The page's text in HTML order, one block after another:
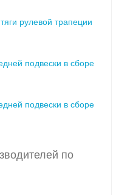
рулевой трапеции
подвески в сборе
подвески в сборе
по